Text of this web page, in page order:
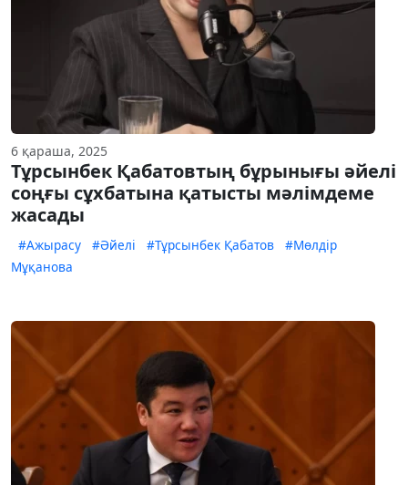
6 қараша, 2025
Тұрсынбек Қабатовтың бұрынығы әйелі
соңғы сұхбатына қатысты мәлімдеме
жасады
#Ажырасу #Әйелі #Тұрсынбек Қабатов
#Мөлдір
Мұқанова